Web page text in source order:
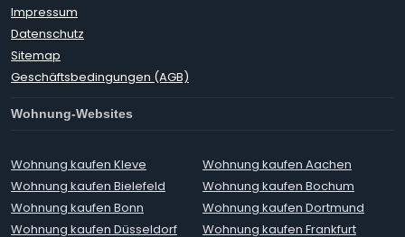
Impressum
Datenschutz
Sitemap
Geschäftsbedingungen (AGB)
Wohnung-Websites
Wohnung kaufen Kleve
Wohnung kaufen Aachen
Wohnung kaufen Bielefeld
Wohnung kaufen Bochum
Wohnung kaufen Bonn
Wohnung kaufen Dortmund
Wohnung kaufen Düsseldorf
Wohnung kaufen Frankfurt